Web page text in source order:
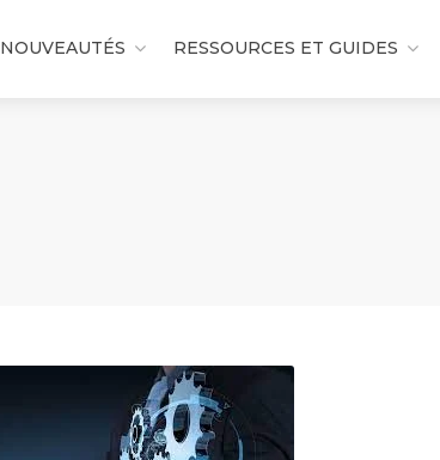
NOUVEAUTÉS RESSOURCES ET GUIDES